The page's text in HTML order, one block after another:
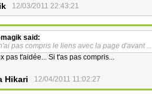
12/03/2011 22:43:21
said:
pas compris le liens avec la page d'avant ...
pas t'aidée... Si t'as pas compris...
Hikari 12/04/2011 11:02:27